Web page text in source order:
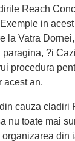
Reach
in
la Vatra
?i
procedura
acest an.
cauza
nu toate mai
din